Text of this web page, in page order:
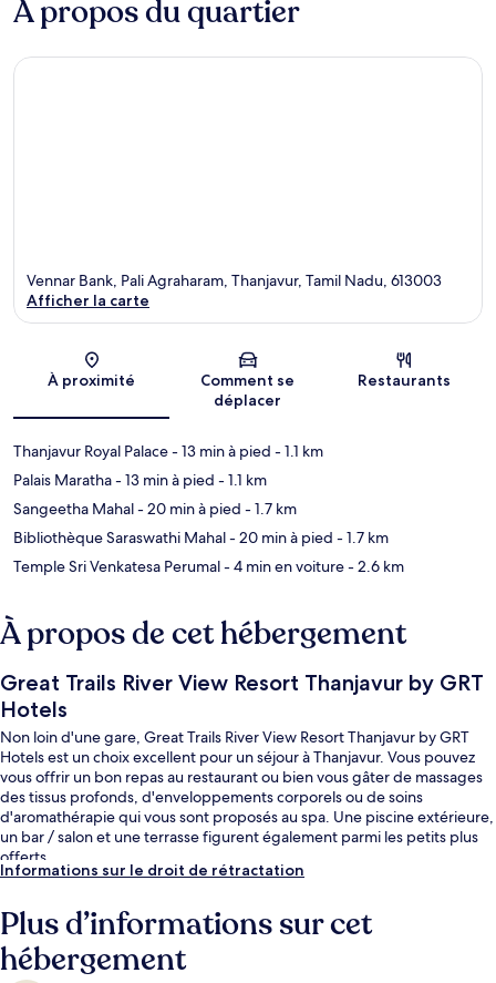
À propos du quartier
Carte
Vennar Bank, Pali Agraharam, Thanjavur, Tamil Nadu, 613003
Afficher la carte
À proximité
Comment se
déplacer
Restaurants
Thanjavur Royal Palace- 13 min à pied - 1.1 km
Palais Maratha- 13 min à pied - 1.1 km
Sangeetha Mahal- 20 min à pied - 1.7 km
Bibliothèque Saraswathi Mahal- 20 min à pied - 1.7 km
Temple Sri Venkatesa Perumal- 4 min en voiture- 2.6 km
À propos de cet hébergement
Great Trails River View Resort Thanjavur by GRT
Hotels
Non loin d'une gare, Great Trails River View Resort Thanjavur by GRT
Hotels est un choix excellent pour un séjour à Thanjavur. Vous pouvez
vous offrir un bon repas au restaurant ou bien vous gâter de massages
des tissus profonds, d'enveloppements corporels ou de soins
d'aromathérapie qui vous sont proposés au spa. Une piscine extérieure,
un bar / salon et une terrasse figurent également parmi les petits plus
offerts.
Informations sur le droit de rétractation
Plus d’informations sur cet
hébergement